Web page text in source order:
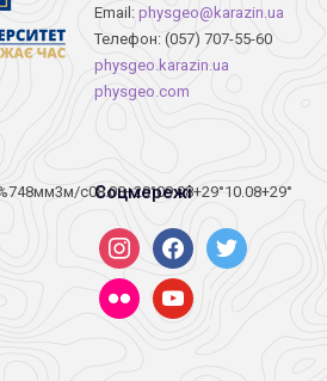
Email: physgeo@karazin.ua
Телефон: (057) 707-55-60
physgeo.karazin.ua
physgeo.com
748мм3м/c08.08+29°09.08+29°10.08+29°
Соцмережі
instagramfacebooktwitter
flickr youtube